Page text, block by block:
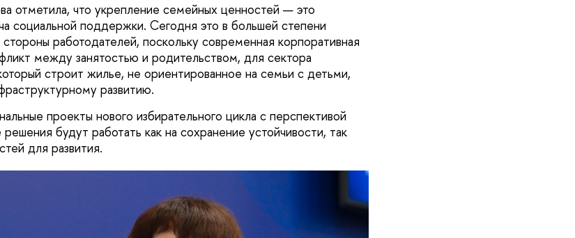
отметила, что укрепление семейных ценностей — это
социальной поддержки. Сегодня это в большей степени
работодателей, поскольку современная корпоративная
между занятостью и родительством, для сектора
строит жилье, не ориентированное на семьи с детьми,
развитию.
проекты нового избирательного цикла с перспективой
будут работать как на сохранение устойчивости, так
для развития.